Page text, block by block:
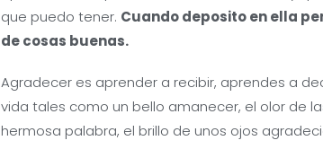
que puedo tener. Cuando deposito en ella
de cosas buenas.
Agradecer es aprender a recibir, aprendes a
vida tales como un bello amanecer, el olor de
hermosa palabra, el brillo de unos ojos